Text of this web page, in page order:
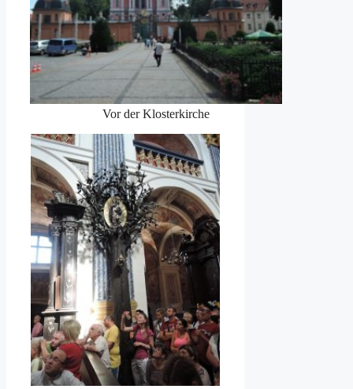
Vor der Klosterkirche